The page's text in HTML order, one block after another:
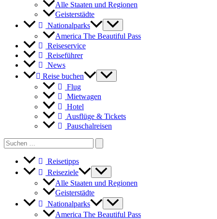
Alle Staaten und Regionen
Geisterstädte
Nationalparks
America The Beautiful Pass
Reiseservice
Reiseführer
News
Reise buchen
Flug
Mietwagen
Hotel
Ausflüge & Tickets
Pauschalreisen
Search
for:
Reisetipps
Reiseziele
Alle Staaten und Regionen
Geisterstädte
Nationalparks
America The Beautiful Pass